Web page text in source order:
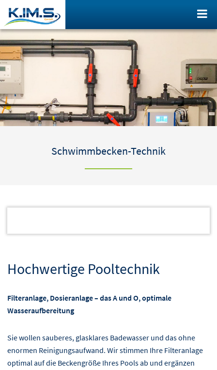
Schwimmbecken-Technik
Hochwertige Pooltechnik
Filteranlage, Dosieranlage – das A und O, optimale
Wasseraufbereitung
Sie wollen sauberes, glasklares Badewasser und das ohne
enormen Reinigungsaufwand. Wir stimmen Ihre Filteranlage
optimal auf die Beckengröße Ihres Pools ab und ergänzen